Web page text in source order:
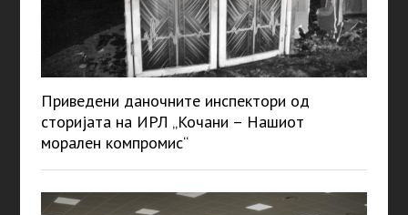
Приведени даночните инспектори од
сторијата на ИРЛ „Кочани – Нашиот
морален компромис“